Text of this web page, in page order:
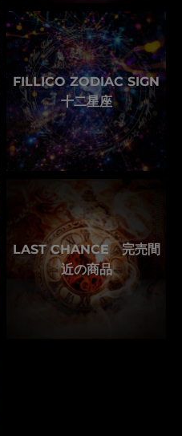
FILLICO ZODIAC SIGN
十二星座
LAST CHANCE 完売間
近の商品